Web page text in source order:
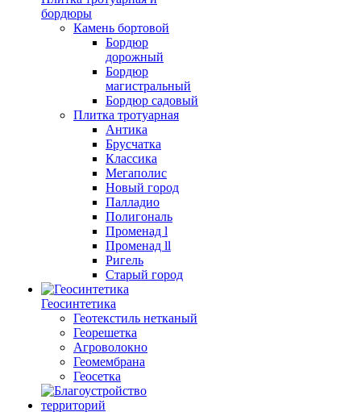
бордюры
Камень бортовой
Бордюр
дорожный
Бордюр
магистральный
Бордюр садовый
Плитка тротуарная
Антика
Брусчатка
Классика
Мегаполис
Новый город
Палладио
Полигональ
Променад l
Променад ll
Ригель
Старый город
Геосинтетика
Геотекстиль нетканый
Георешетка
Агроволокно
Геомембрана
Геосетка